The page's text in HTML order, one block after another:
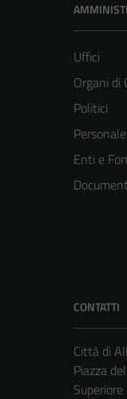
Uffici
Organi di
Politici
Enti e
CONTATTI
Città di
Piazza
Superiore